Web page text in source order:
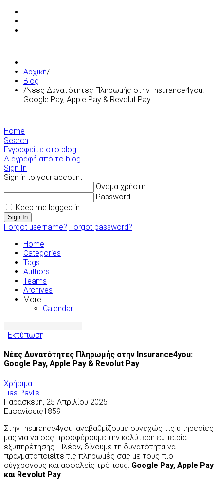
Αρχική/
Blog
/Νέες Δυνατότητες Πληρωμής στην Insurance4you:
Google Pay, Apple Pay & Revolut Pay
Home
Search
Εγγραφείτε στο blog
Διαγραφή από το blog
Sign In
Sign in to your account
Όνομα χρήστη
Password
Keep me logged in
Sign In
Forgot username? Forgot password?
Home
Categories
Tags
Authors
Teams
Archives
More
Calendar
Εκτύπωση
Νέες Δυνατότητες Πληρωμής στην Insurance4you:
Google Pay, Apple Pay & Revolut Pay
Χρήσιμα
Ilias Pavlis
Παρασκευή, 25 Απριλίου 2025
Εμφανίσεις1859
Στην Insurance4you, αναβαθμίζουμε συνεχώς τις υπηρεσίες
μας για να σας προσφέρουμε την καλύτερη εμπειρία
εξυπηρέτησης. Πλέον, δίνουμε τη δυνατότητα να
πραγματοποιείτε τις πληρωμές σας με τους πιο
σύγχρονους και ασφαλείς τρόπους: Google Pay, Apple Pay
και Revolut Pay